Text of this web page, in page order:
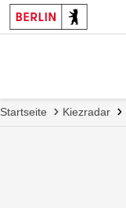
Startseite Kiezradar